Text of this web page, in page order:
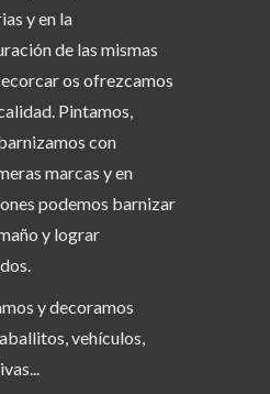
y en la
de las mismas
os ofrezcamos
Pintamos,
con
marcas y en
podemos barnizar
y lograr
y decoramos
vehículos,